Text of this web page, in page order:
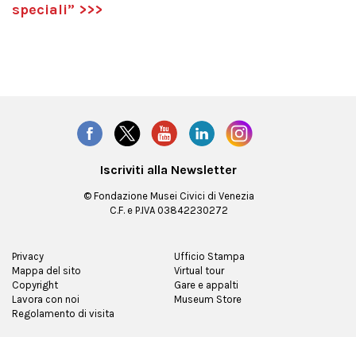
speciali” >>>
Iscriviti alla Newsletter
© Fondazione Musei Civici di Venezia
C.F. e P.IVA 03842230272
Privacy
Mappa del sito
Copyright
Lavora con noi
Regolamento di visita
Ufficio Stampa
Virtual tour
Gare e appalti
Museum Store